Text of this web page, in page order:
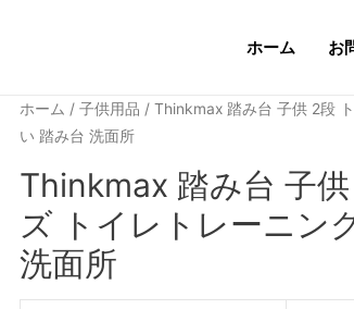
ホーム お
ホーム / 子供用品 / Thinkmax 踏み台 子供 2段
い 踏み台 洗面所
Thinkmax 踏み台 子
ズ トイレトレーニン
洗面所